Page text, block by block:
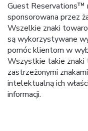
Guest Reservations™
sponsorowana przez
Wszelkie znaki
są wykorzystywane
pomóc klientom w
Wszystkie takie znaki
zastrzeżonymi
intelektualną ich
informacji.